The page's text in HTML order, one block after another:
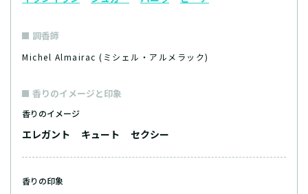
調香師
Michel Almairac (ミシェル・アルメラック)
香りのイメージと印象
香りのイメージ
エレガント キュート セクシー
香りの印象